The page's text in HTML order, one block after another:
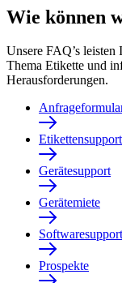
Wie können
Unsere FAQ’s
Thema Etikette und
Herausforderungen.
Etikettensupport
Gerätesupport
Gerätemiete
Softwaresupport
Prospekte